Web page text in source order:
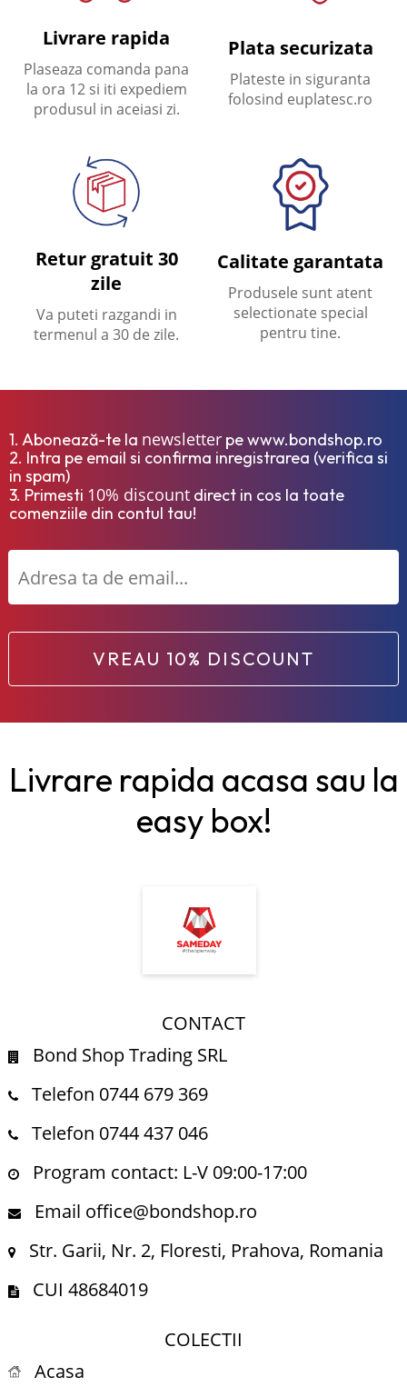
Livrare rapida
Plaseaza comanda pana
la ora 12 si iti expediem
produsul in aceiasi zi.
Plata securizata
Plateste in siguranta
folosind euplatesc.ro
Retur gratuit 30
zile
Va puteti razgandi in
termenul a 30 de zile.
Calitate garantata
Produsele sunt atent
selectionate special
pentru tine.
1. Abonează-te la newsletter pe www.bondshop.ro
2. Intra pe email si confirma inregistrarea (verifica si
in spam)
3. Primesti 10% discount direct in cos la toate
comenziile din contul tau!
VREAU 10% DISCOUNT
Livrare rapida acasa sau la
easy box!
CONTACT
Bond Shop Trading SRL
Telefon 0744 679 369
Telefon 0744 437 046
Program contact: L-V 09:00-17:00
Email office@bondshop.ro
Str. Garii, Nr. 2, Floresti, Prahova, Romania
CUI 48684019
COLECTII
Acasa